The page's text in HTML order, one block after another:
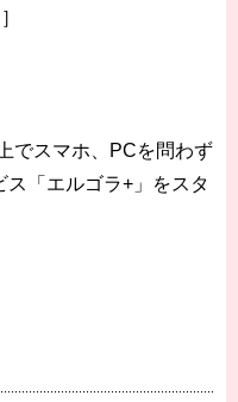
でスマホ、PCを問わず
「エルゴラ+」をスタ